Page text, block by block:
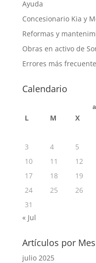
Ayuda
Concesionario Kia y
Reformas y
Obras en activo de
Errores más
Calendario
L M X
3
4 5
10
11 12
17
18 19
24
25 26
31
« Jul
Artículos por Mes
julio 2025